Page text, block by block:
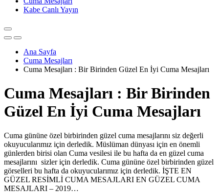
Kabe Canlı Yayın
Ana Sayfa
Cuma Mesajları
Cuma Mesajları : Bir Birinden Güzel En İyi Cuma Mesajları
Cuma Mesajları : Bir Birinden
Güzel En İyi Cuma Mesajları
Cuma gününe özel birbirinden güzel cuma mesajlarını siz değerli
okuyucularımız için derledik. Müslüman dünyası için en önemli
günlerden birisi olan Cuma vesilesi ile bu hafta da en güzel cuma
mesajlarını sizler için derledik. Cuma gününe özel birbirinden güzel
görselleri bu hafta da okuyucularımız için derledik. İŞTE EN
GÜZEL RESİMLİ CUMA MESAJLARI EN GÜZEL CUMA
MESAJLARI – 2019…